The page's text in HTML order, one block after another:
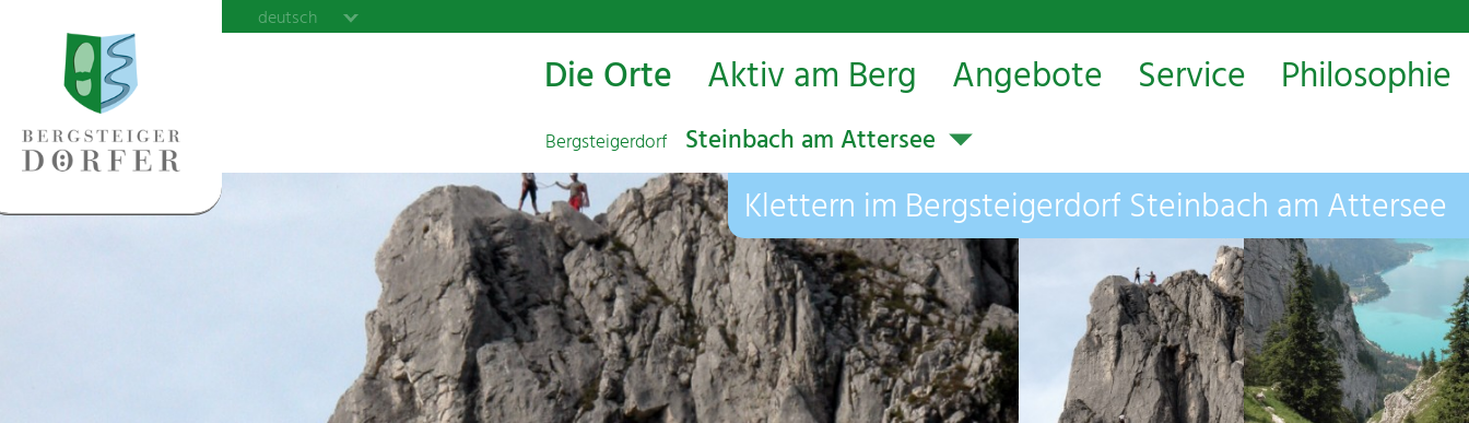
deutsch
Philosophie
Service
Angebote
Aktiv am Berg
Die Orte
Bergsteigerdorf Steinbach am Attersee
Klettern im Bergsteigerdorf Steinbach am Attersee